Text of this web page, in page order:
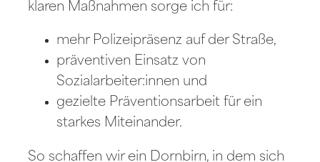
klaren Maßnahmen sorge ich für:
mehr Polizeipräsenz auf der Straße,
präventiven Einsatz von
Sozialarbeiter:innen und
gezielte Präventionsarbeit für ein
starkes Miteinander.
So schaffen wir ein Dornbirn, in dem sich